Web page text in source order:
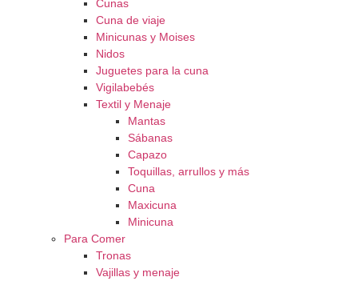
Cunas
Cuna de viaje
Minicunas y Moises
Nidos
Juguetes para la cuna
Vigilabebés
Textil y Menaje
Mantas
Sábanas
Capazo
Toquillas, arrullos y más
Cuna
Maxicuna
Minicuna
Para Comer
Tronas
Vajillas y menaje